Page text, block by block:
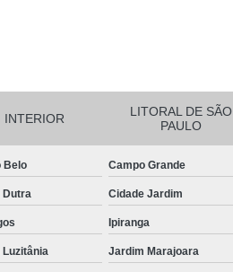
INTERIOR
LITORAL DE SÃO
PAULO
Belo Campo Grande
Dutra Cidade Jardim
Ipiranga
Jardim Marajoara